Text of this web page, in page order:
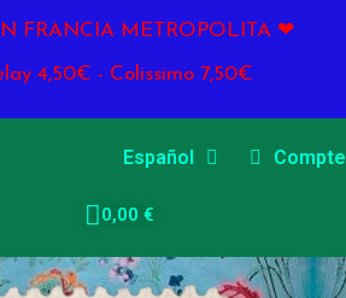
FRANCIA METROPOLITA ❤
4,50€ - Colissimo 7,50€
Español Compte
0,00 €